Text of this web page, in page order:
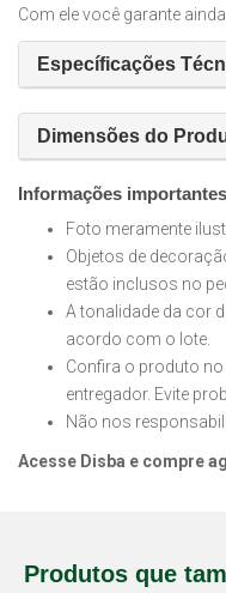
Com ele você garante
Específicações
Dimensões do
Informações
Foto meramente
Objetos de
estão inclusos no
A tonalidade da cor
acordo com o lote.
Confira o produto
entregador. Evite
Não nos
Acesse Disba e compre
Produtos que